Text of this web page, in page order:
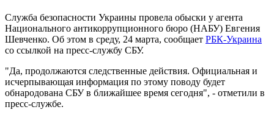
Служба безопасности Украины провела обыски у агента
Национального антикоррупционного бюро (НАБУ) Евгения
Шевченко. Об этом в среду, 24 марта, сообщает РБК-Украина
со ссылкой на пресс-службу СБУ.
"Да, продолжаются следственные действия. Официальная и
исчерпывающая информация по этому поводу будет
обнародована СБУ в ближайшее время сегодня", - отметили в
пресс-службе.